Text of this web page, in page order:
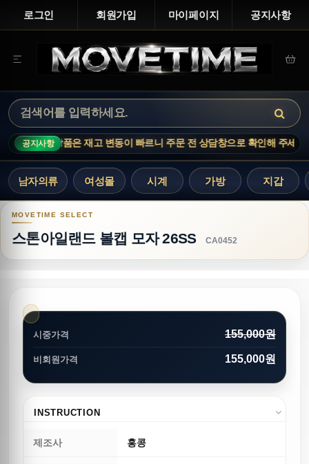
로그인 회원가입 마이페이지 공지사항
공지사항
품은 재고 변동이 빠르니 주문 전 상담창으로 확인해 주세요.
남자의류 여성몰 시계 가방 지갑
스톤아일랜드 볼캡 모자 26SS
스톤아일랜드 볼캡 모자 26SS CA0452
시중가격 155,000원
비회원가격 155,000원
INSTRUCTION
제조사 홍콩